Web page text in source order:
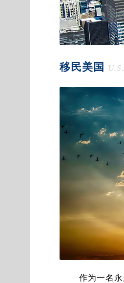
移民美国
作为一名